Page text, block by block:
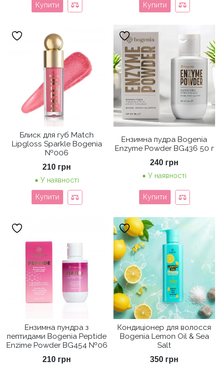
Купити Купити
Блиск для губ Match
Lipgloss Sparkle Bogenia
№006
210 грн
У наявності
Купити
Ензимна пудра Bogenia
Enzyme Powder BG436 50 г
240 грн
У наявності
Купити
Ензимна пундра з
пептидами Bogenia Peptide
Enzime Powder BG454 №06
210 грн
Кондиціонер для волосся
Bogenia Lemon Oil & Sea
Salt
350 грн